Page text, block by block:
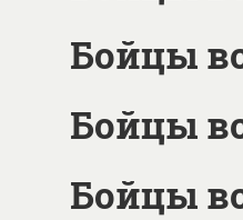
Бойцы
Бойцы
Бойцы